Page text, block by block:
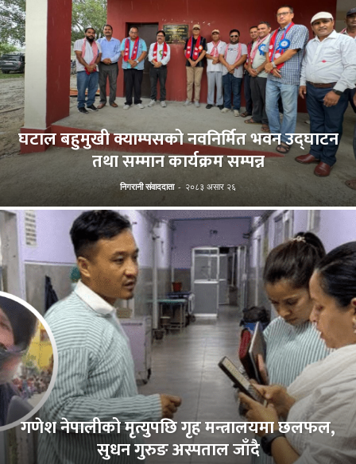
घटाल बहुमुखी क्याम्पसको नवनिर्मित भवन उद्घाटन
तथा सम्मान कार्यक्रम सम्पन्न
निगरानी संवाददाता - २०८३ असार २६
गणेश नेपालीको मृत्युपछि गृह मन्त्रालयमा छलफल,
सुधन गुरुङ अस्पताल जाँदै